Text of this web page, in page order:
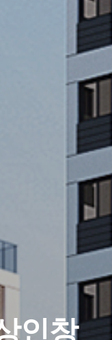
인창